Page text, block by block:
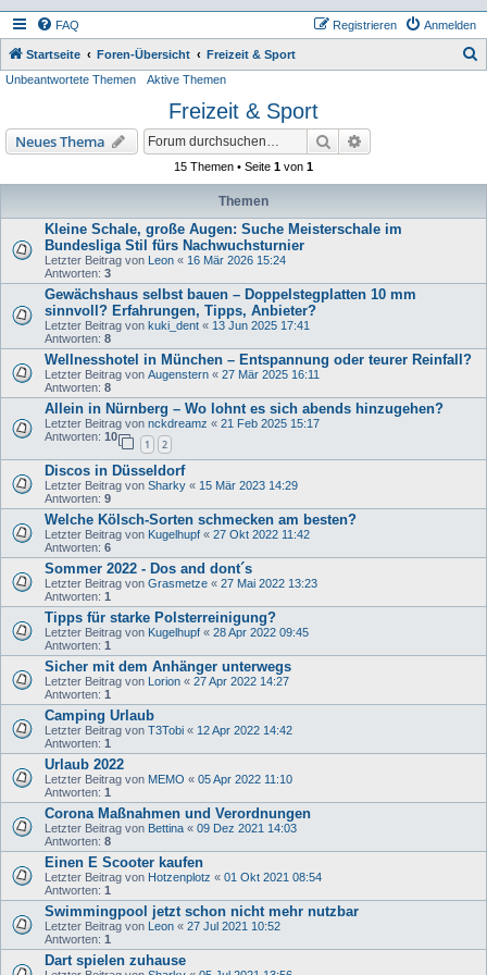
FAQ Anmelden
Registrieren
Startseite Foren-Übersicht Freizeit & Sport
Unbeantwortete Themen Aktive Themen
Freizeit & Sport
Neues Thema Suche
15 Themen • Seite 1 von 1
Themen
Kleine Schale, große Augen: Suche Meisterschale im
Bundesliga Stil fürs Nachwuchsturnier
Letzter Beitrag von Leon « 16 Mär 2026 15:24
Antworten: 3
Gewächshaus selbst bauen – Doppelstegplatten 10 mm
sinnvoll? Erfahrungen, Tipps, Anbieter?
Letzter Beitrag von kuki_dent « 13 Jun 2025 17:41
Antworten: 8
Wellnesshotel in München – Entspannung oder teurer Reinfall?
Letzter Beitrag von Augenstern « 27 Mär 2025 16:11
Antworten: 8
Allein in Nürnberg – Wo lohnt es sich abends hinzugehen?
Letzter Beitrag von nckdreamz « 21 Feb 2025 15:17
Antworten: 10
1 2
Discos in Düsseldorf
Letzter Beitrag von Sharky « 15 Mär 2023 14:29
Antworten: 9
Welche Kölsch-Sorten schmecken am besten?
Letzter Beitrag von Kugelhupf « 27 Okt 2022 11:42
Antworten: 6
Sommer 2022 - Dos and dont´s
Letzter Beitrag von Grasmetze « 27 Mai 2022 13:23
Antworten: 1
Tipps für starke Polsterreinigung?
Letzter Beitrag von Kugelhupf « 28 Apr 2022 09:45
Antworten: 1
Sicher mit dem Anhänger unterwegs
Letzter Beitrag von Lorion « 27 Apr 2022 14:27
Antworten: 1
Camping Urlaub
Letzter Beitrag von T3Tobi « 12 Apr 2022 14:42
Antworten: 1
Urlaub 2022
Letzter Beitrag von MEMO « 05 Apr 2022 11:10
Antworten: 1
Corona Maßnahmen und Verordnungen
Letzter Beitrag von Bettina « 09 Dez 2021 14:03
Antworten: 8
Einen E Scooter kaufen
Letzter Beitrag von Hotzenplotz « 01 Okt 2021 08:54
Antworten: 1
Swimmingpool jetzt schon nicht mehr nutzbar
Letzter Beitrag von Leon « 27 Jul 2021 10:52
Antworten: 1
Dart spielen zuhause